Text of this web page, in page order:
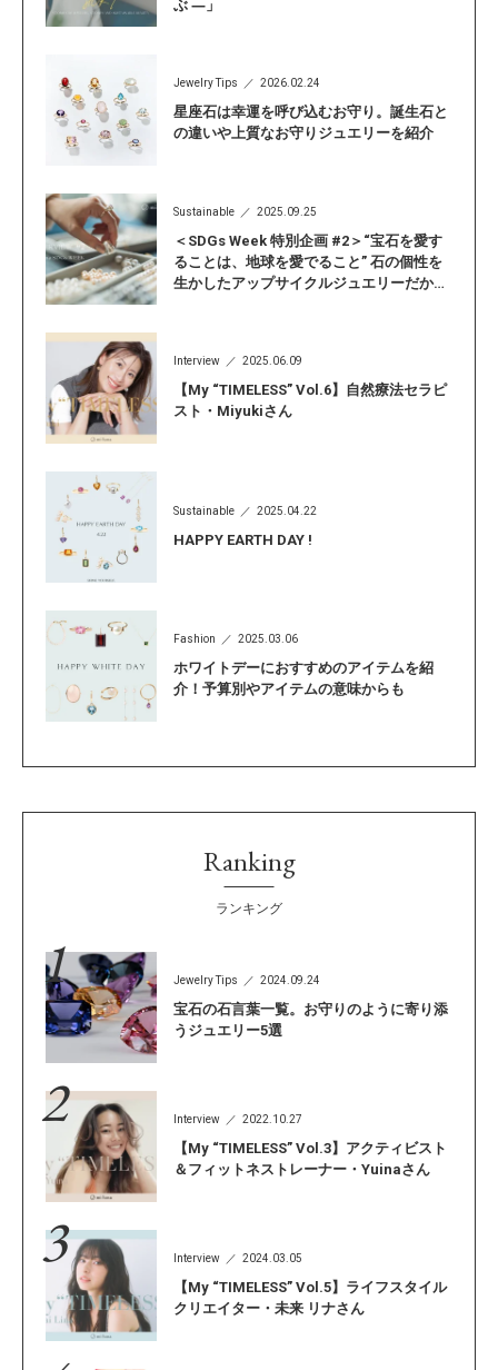
ぶ ―」
Jewelry Tips 2026.02.24
星座石は幸運を呼び込むお守り。誕生石と
の違いや上質なお守りジュエリーを紹介
Sustainable 2025.09.25
＜SDGs Week 特別企画 #2＞“宝石を愛す
ることは、地球を愛でること” 石の個性を
生かしたアップサイクルジュエリーだから
Interview 2025.06.09
【My “TIMELESS” Vol.6】自然療法セラピ
スト・Miyukiさん
Sustainable 2025.04.22
HAPPY EARTH DAY !
Fashion 2025.03.06
ホワイトデーにおすすめのアイテムを紹
介！予算別やアイテムの意味からも
Ranking
ランキング
Jewelry Tips 2024.09.24
宝石の石言葉一覧。お守りのように寄り添
うジュエリー5選
Interview 2022.10.27
【My “TIMELESS” Vol.3】アクティビスト
＆フィットネストレーナー・Yuinaさん
Interview 2024.03.05
【My “TIMELESS” Vol.5】ライフスタイル
クリエイター・未来 リナさん